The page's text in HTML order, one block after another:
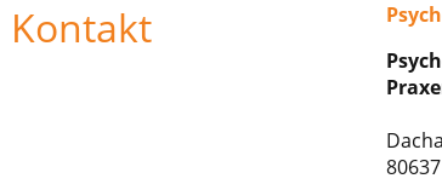
Kontakt